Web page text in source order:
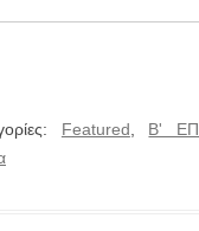
Featured, Β'